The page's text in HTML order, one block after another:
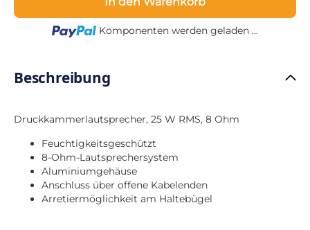
Loading...
Komponenten werden geladen ...
Beschreibung
Druckkammerlautsprecher, 25 W RMS, 8 Ohm
Feuchtigkeitsgeschützt
8-Ohm-Lautsprechersystem
Aluminiumgehäuse
Anschluss über offene Kabelenden
Arretiermöglichkeit am Haltebügel